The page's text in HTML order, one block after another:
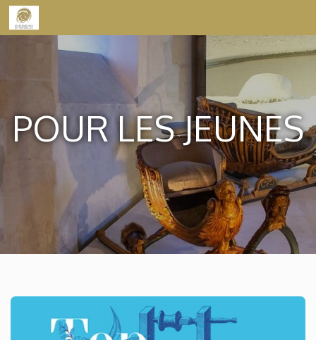
Skip to content
POUR LES JEUNES